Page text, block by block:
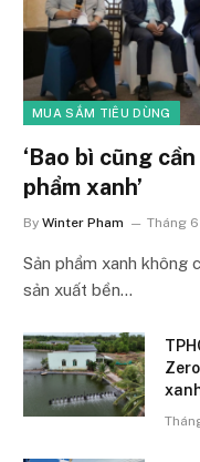
MUA SẮM TIÊU DÙNG
‘Bao bì cũng
phẩm xanh’
By Winter Pham Tháng
Sản phẩm xanh không
sản xuất bền…